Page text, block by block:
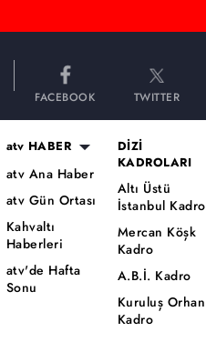
FACEBOOK TWITTER
atv HABER
atv Ana Haber
atv Gün Ortası
Kahvaltı
Haberleri
atv'de Hafta
Sonu
DİZİ
KADROLARI
Altı Üstü
İstanbul Kadro
Mercan Köşk
Kadro
A.B.İ. Kadro
Kuruluş Orhan
Kadro